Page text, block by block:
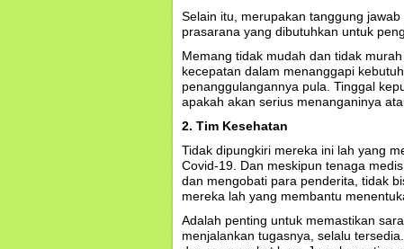
Selain itu, merupakan tanggung
prasarana yang dibutuhkan untuk
Memang tidak mudah dan tidak
kecepatan dalam menanggapi
penanggulangannya pula. Tinggal
apakah akan serius menanganinya
2. Tim Kesehatan
Tidak dipungkiri mereka ini lah yang
Covid-19. Dan meskipun tenaga
dan mengobati para penderita, tidak
mereka lah yang membantu
Adalah penting untuk memastikan
menjalankan tugasnya, selalu